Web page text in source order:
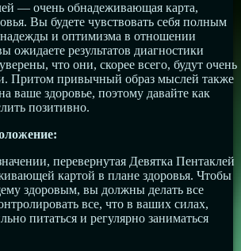
— очень обнадеживающая карта,
Вы будете чувствовать себя полным
и оптимизма в отношении
ожидаете результатов диагностики
что они, скорее всего, будут очень
Притом привычный образ мыслей также
ваше здоровье, поэтому давайте как
позитивно.
перевернутая Девятка Пентаклей
картой в плане здоровья. Чтобы
здоровым, вы должны делать все
все, что в ваших силах,
питаться и регулярно заниматься